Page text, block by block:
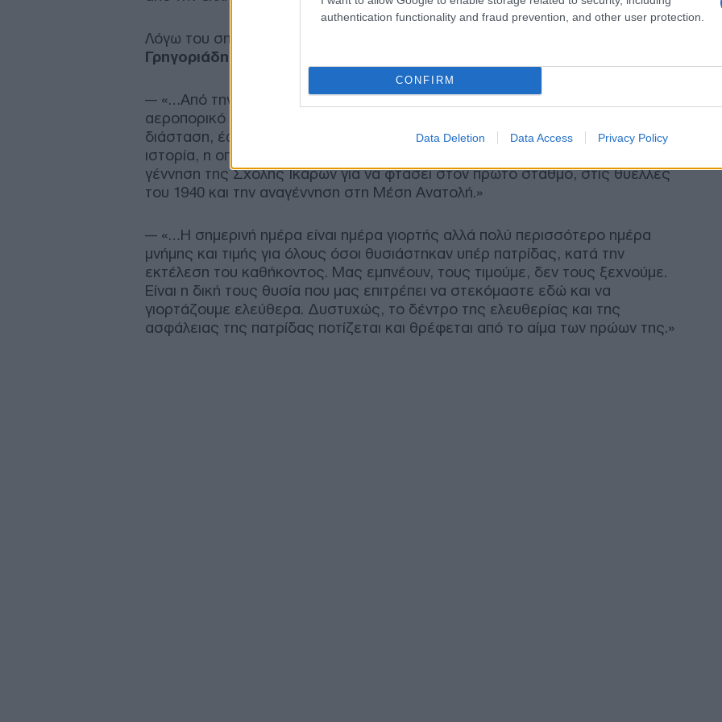
authentication functionality and fraud prevention, and other user protection.
CONFIRM
Data Deletion Data Access Privacy Policy
Λόγω του σημαντικού περιεχομένου των όσων ελέχθησαν από τον
Γρηγοριάδη
--- «…Από την 10η Ιουλίου 1931, όταν η Ελλάδα θεμελίωσε έναν ανεξάρτητο
αεροπορικό κλάδο και ύψωσε οργανωμένα το βλέμμα της προς την τρίτη
διάσταση, έως σήμερα, η Πολεμική Αεροπορία γράφει τη δική της ξεχωριστή
ιστορία, η οποία ξεκινά από τα ταπεινά μέσα των πρώτων Μοιρών και τη
γέννηση της Σχολής Ικάρων για να φτάσει στον πρώτο σταθμό, στις θύελλες
του 1940 και την αναγέννηση στη Μέση Ανατολή.»
--- «…Η σημερινή ημέρα είναι ημέρα γιορτής αλλά πολύ περισσότερο ημέρα
μνήμης και τιμής για όλους όσοι θυσιάστηκαν υπέρ πατρίδας, κατά την
εκτέλεση του καθήκοντος. Μας εμπνέουν, τους τιμούμε, δεν τους ξεχνούμε.
Είναι η δική τους θυσία που μας επιτρέπει να στεκόμαστε εδώ και να
γιορτάζουμε ελεύθερα. Δυστυχώς, το δέντρο της ελευθερίας και της
ασφάλειας της πατρίδας ποτίζεται και θρέφεται από το αίμα των ηρώων της.»